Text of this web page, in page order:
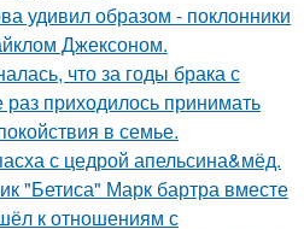
удивил образом - поклонники
Джексоном.
что за годы брака с
приходилось принимать
в семье.
с цедрой апельсина&мёд.
"Бетиса" Марк бартра вместе
к отношениям с